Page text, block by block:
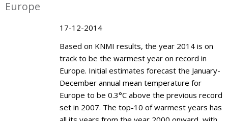
Europe
17-12-2014
Based on KNMI results, the year 2014 is on
track to be the warmest year on record in
Europe. Initial estimates forecast the January-
December annual mean temperature for
Europe to be 0.3°C above the previous record
set in 2007. The top-10 of warmest years has